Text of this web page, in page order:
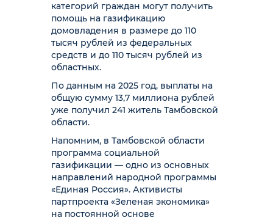
категорий граждан могут получить
помощь на газификацию
домовладения в размере до 110
тысяч рублей из федеральных
средств и до 110 тысяч рублей из
областных.
По данным на 2025 год, выплаты на
общую сумму 13,7 миллиона рублей
уже получил 241 житель Тамбовской
области.
Напомним, в Тамбовской области
программа социальной
газификации — одно из основных
направлений народной программы
«Единая Россия». Активисты
партпроекта «Зеленая экономика»
на постоянной основе